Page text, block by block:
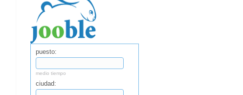
puesto:
medio tiempo
ciudad: